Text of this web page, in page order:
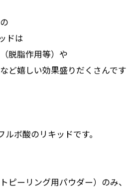
ドは
脱脂作用等）や
ど嬉しい効果盛りだくさんです
ボ酸のリキッドです。
ピーリング用パウダー）のみ、